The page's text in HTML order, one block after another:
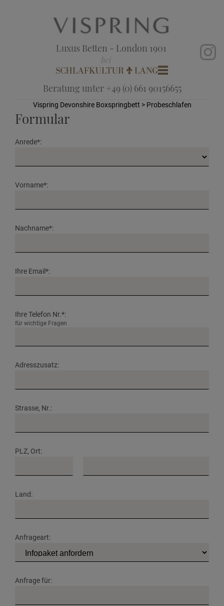
Luxus Betten - London 1901
Beratung unter +49 (0) 661 90156655
Vispring Devonshire Boxspringbett > Probeschlafen
Formular
Anrede*:
Vorname*:
Nachname*:
Ihre Email*:
Ihre Telefon Nr.*:
für wichtige Fragen
Adresszusatz:
Strasse, Nr.:
PLZ, Ort:
Land:
Anfrageart:
Anfrage für: